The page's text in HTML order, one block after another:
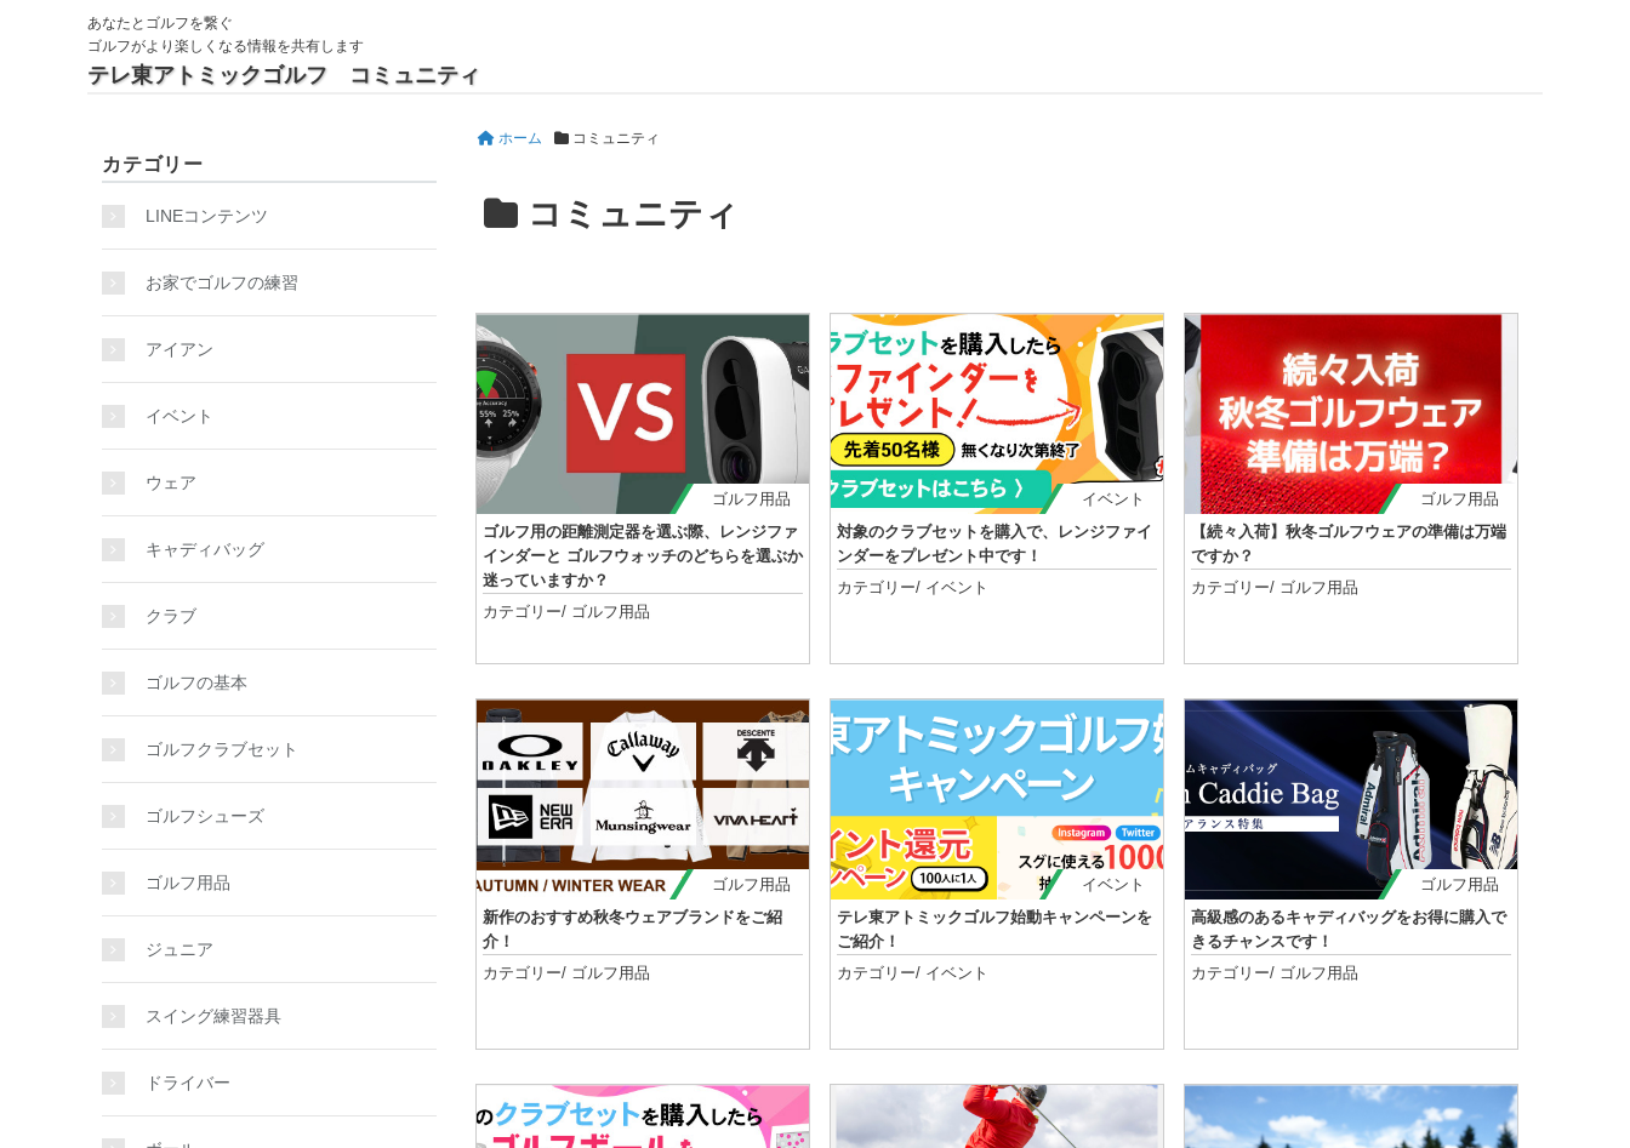
あなたとゴルフを繋ぐ
ゴルフがより楽しくなる情報を共有します
テレ東アトミックゴルフ コミュニティ
ホーム コミュニティ
コミュニティ
ゴルフ用品
ゴルフ用の距離測定器を選ぶ際、レンジファ
インダーと ゴルフウォッチのどちらを選ぶか
迷っていますか？
カテゴリー/ ゴルフ用品
イベント
対象のクラブセットを購入で、レンジファイ
ンダーをプレゼント中です！
カテゴリー/ イベント
ゴルフ用品
【続々入荷】秋冬ゴルフウェアの準備は万端
ですか？
カテゴリー/ ゴルフ用品
ゴルフ用品
新作のおすすめ秋冬ウェアブランドをご紹
介！
カテゴリー/ ゴルフ用品
イベント
テレ東アトミックゴルフ始動キャンペーンを
ご紹介！
カテゴリー/ イベント
ゴルフ用品
高級感のあるキャディバッグをお得に購入で
きるチャンスです！
カテゴリー/ ゴルフ用品
カテゴリー
LINEコンテンツ
お家でゴルフの練習
アイアン
イベント
ウェア
キャディバッグ
クラブ
ゴルフの基本
ゴルフクラブセット
ゴルフシューズ
ゴルフ用品
ジュニア
スイング練習器具
ドライバー